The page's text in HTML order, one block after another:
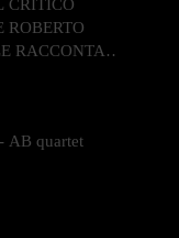
ROBERTO
RACCONTA
AB quartet